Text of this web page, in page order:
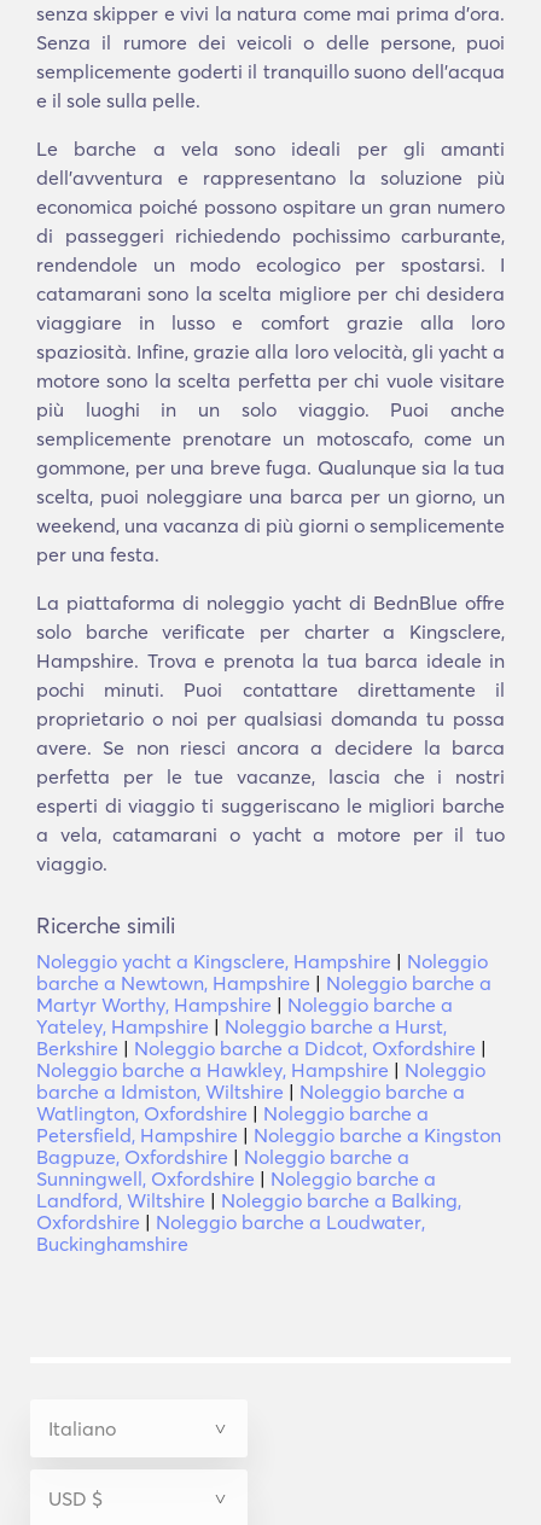
senza skipper e vivi la natura come mai prima d'ora.
Senza il rumore dei veicoli o delle persone, puoi
semplicemente goderti il tranquillo suono dell'acqua
e il sole sulla pelle.
Le barche a vela sono ideali per gli amanti
dell'avventura e rappresentano la soluzione più
economica poiché possono ospitare un gran numero
di passeggeri richiedendo pochissimo carburante,
rendendole un modo ecologico per spostarsi. I
catamarani sono la scelta migliore per chi desidera
viaggiare in lusso e comfort grazie alla loro
spaziosità. Infine, grazie alla loro velocità, gli yacht a
motore sono la scelta perfetta per chi vuole visitare
più luoghi in un solo viaggio. Puoi anche
semplicemente prenotare un motoscafo, come un
gommone, per una breve fuga. Qualunque sia la tua
scelta, puoi noleggiare una barca per un giorno, un
weekend, una vacanza di più giorni o semplicemente
per una festa.
La piattaforma di noleggio yacht di BednBlue offre
solo barche verificate per charter a Kingsclere,
Hampshire. Trova e prenota la tua barca ideale in
pochi minuti. Puoi contattare direttamente il
proprietario o noi per qualsiasi domanda tu possa
avere. Se non riesci ancora a decidere la barca
perfetta per le tue vacanze, lascia che i nostri
esperti di viaggio ti suggeriscano le migliori barche
a vela, catamarani o yacht a motore per il tuo
viaggio.
Ricerche simili
Noleggio yacht a Kingsclere, Hampshire | Noleggio
barche a Newtown, Hampshire | Noleggio barche a
Martyr Worthy, Hampshire | Noleggio barche a
Yateley, Hampshire | Noleggio barche a Hurst,
Berkshire | Noleggio barche a Didcot, Oxfordshire |
Noleggio barche a Hawkley, Hampshire | Noleggio
barche a Idmiston, Wiltshire | Noleggio barche a
Watlington, Oxfordshire | Noleggio barche a
Petersfield, Hampshire | Noleggio barche a Kingston
Bagpuze, Oxfordshire | Noleggio barche a
Sunningwell, Oxfordshire | Noleggio barche a
Landford, Wiltshire | Noleggio barche a Balking,
Oxfordshire | Noleggio barche a Loudwater,
Buckinghamshire